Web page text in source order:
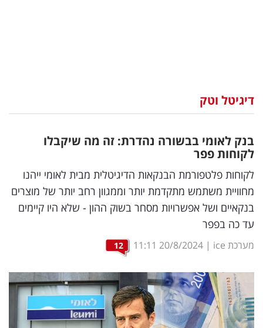
וצרכנות
דיגיטל
וטק
שיווק
ופרסום
משפט
מדדים
ומחקרים
דעות
דיגיטל וטק
בנק לאומי בבשורה נהדרת: זה מה שיקבלו
לקוחות פפר
לקוחות פלטפורמת הבנקאות הדיגיטלית מבית לאומי ייהנו
מחוויית משתמש מתקדמת יותר וממגוון רחב יותר של מוצרים
בנקאיים ושל אפשרויות מסחר בשוק ההון - שלא היו קיימים
עד כה בפפר
מערכת ice |
20/8/2024
11:11
12